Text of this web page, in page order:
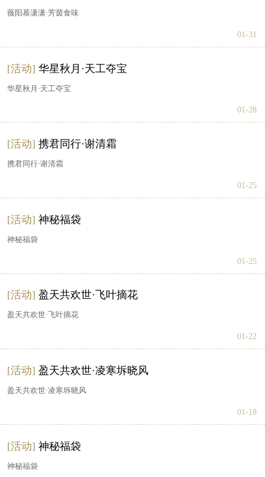
01-31
薇阳慕潇潇·芳茵食味
[活动] 华星秋月·天工夺宝
01-28
华星秋月·天工夺宝
[活动] 携君同行·谢清霜
01-25
携君同行·谢清霜
[活动] 神秘福袋
01-25
神秘福袋
[活动] 盈天共欢世·飞叶摘花
01-22
盈天共欢世·飞叶摘花
[活动] 盈天共欢世·凌寒坼晓风
01-18
盈天共欢世·凌寒坼晓风
[活动] 神秘福袋
神秘福袋